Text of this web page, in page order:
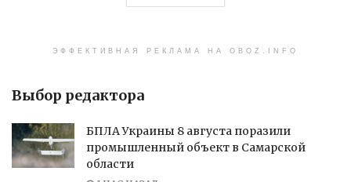
ЭФФЕКТИВНАЯ РЕКЛАМА НА OBOZ.INFO
Выбор редактора
БПЛА Украины 8 августа поразили
промышленный объект в Самарской
области